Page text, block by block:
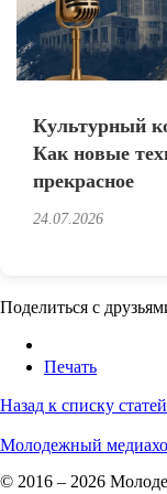
Культурный
Как новые
прекрасное
24.07.2026
Поделиться с
Печать
Назад к списку статей
Молодежный
© 2016 – 2026